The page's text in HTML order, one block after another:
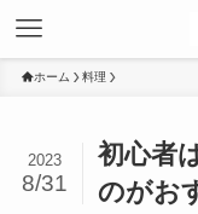
ホーム 料理
初心者
のがお
2023
8/31